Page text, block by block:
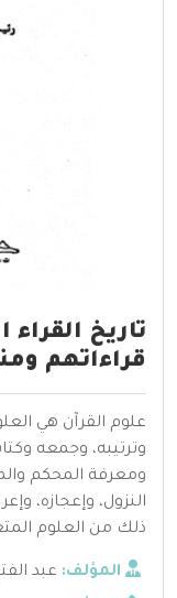
تاريخ
قراءاتهم
علوم القرآن هي
وترتيبه، وجمعه
ومعرفة المحكم
النزول، وإعجازه،
ذلك من العلوم
المؤلف: عبد